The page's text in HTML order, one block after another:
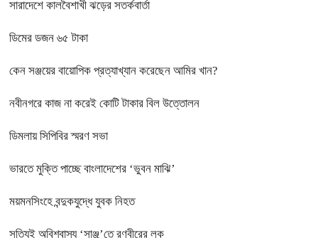
সারাদেশে কালবৈশাখী ঝড়ের সতর্কবার্তা
ডিমের ডজন ৬৫ টাকা
কেন সঞ্জয়ের বায়োপিক প্রত্যাখ্যান করেছেন আমির খান?
নবীনগরে কাজ না করেই কোটি টাকার বিল উত্তোলন
ডিমলায় সিপিবির স্মরণ সভা
ভারতে মুক্তি পাচ্ছে বাংলাদেশের ‘ভুবন মাঝি’
ময়মনসিংহে বন্দুকযুদ্ধে যুবক নিহত
সত্যিই অবিশ্বাস্য ‘সাঞ্জু’তে রণবীরের লুক